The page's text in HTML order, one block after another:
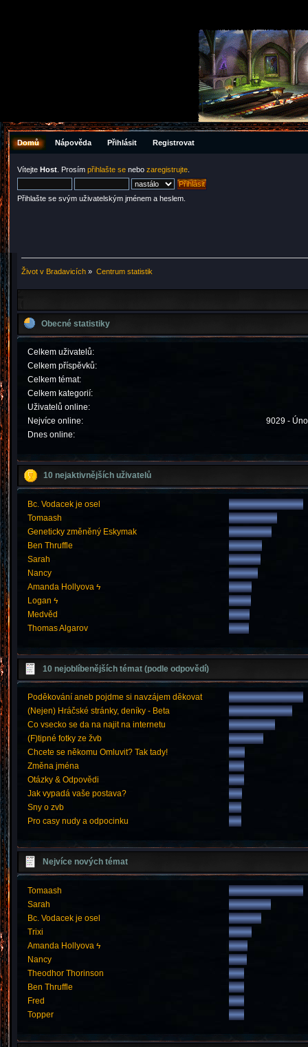
Domů Nápověda Přihlásit Registrovat
Vítejte Host . Prosím přihlašte se nebo zaregistrujte
Přihlašte se svým uživatelským jménem a heslem.
Život v Bradavicích » Centrum statistik
Obecné statistiky
Celkem uživatelů:
Celkem příspěvků:
Celkem témat:
Celkem kategorií:
Uživatelů online:
Nejvíce online:
9029 -
Dnes online:
10 nejaktivnějších uživatelů
Bc. Vodacek je osel
Tomaash
Geneticky změněný Eskymak
Ben Thruffle
Sarah
Nancy
Amanda Hollyova ϟ
Logan ϟ
Medvěd
Thomas Algarov
10 nejoblíbenějších témat (podle odpovědí)
Poděkování aneb pojdme si navzájem děkovat
(Nejen) Hráčské stránky, deníky - Beta
Co vsecko se da na najit na internetu
(F)tipné fotky ze žvb
Chcete se někomu Omluvit? Tak tady!
Změna jména
Otázky & Odpovědi
Jak vypadá vaše postava?
Sny o zvb
Pro casy nudy a odpocinku
Nejvíce nových témat
Tomaash
Sarah
Bc. Vodacek je osel
Trixi
Amanda Hollyova ϟ
Nancy
Theodhor Thorinson
Ben Thruffle
Fred
Topper